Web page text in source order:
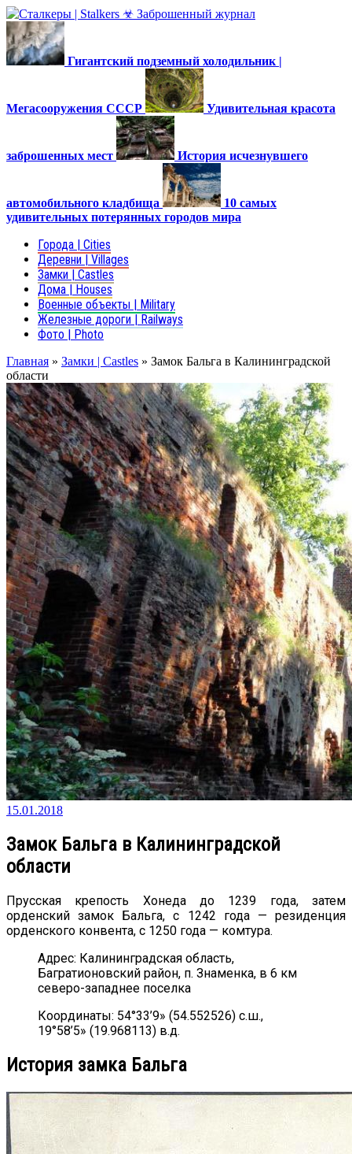
Гигантский подземный холодильник |
Мегасооружения СССР Удивительная красота
заброшенных мест История исчезнувшего
автомобильного кладбища
10 самых
удивительных потерянных городов мира
Города | Cities
Деревни | Villages
Замки | Castles
Дома | Houses
Военные объекты | Military
Железные дороги | Railways
Фото | Photo
Главная » Замки | Castles » Замок Бальга в Калининградской
области
15.01.2018
Замок Бальга в Калининградской
области
Прусская крепость Хонеда до 1239 года, затем
орденский замок Бальга, с 1242 года — резиденция
орденского конвента, с 1250 года — комтура.
Адрес: Калининградская область,
Багратионовский район, п. Знаменка, в 6 км
северо-западнее поселка
Координаты: 54°33’9» (54.552526) с.ш.,
19°58’5» (19.968113) в.д.
История замка Бальга